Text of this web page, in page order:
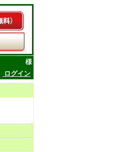
様
ログイン